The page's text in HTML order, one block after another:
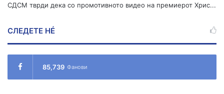
СДСМ тврди дека со промотивното видео на премиерот Хрис...
СЛЕДЕТЕ НÉ
85,739 Фанови